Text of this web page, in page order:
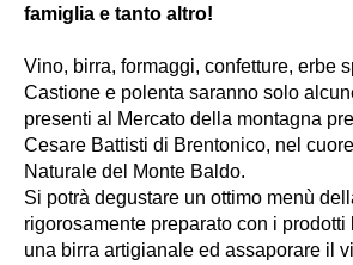
famiglia e tanto altro!
Vino, birra, formaggi, confetture, erbe
Castione e polenta saranno solo
presenti al Mercato della montagna
Cesare Battisti di Brentonico, nel
Naturale del Monte Baldo.
Si potrà degustare un ottimo menù
rigorosamente preparato con i
una birra artigianale ed assaporare il